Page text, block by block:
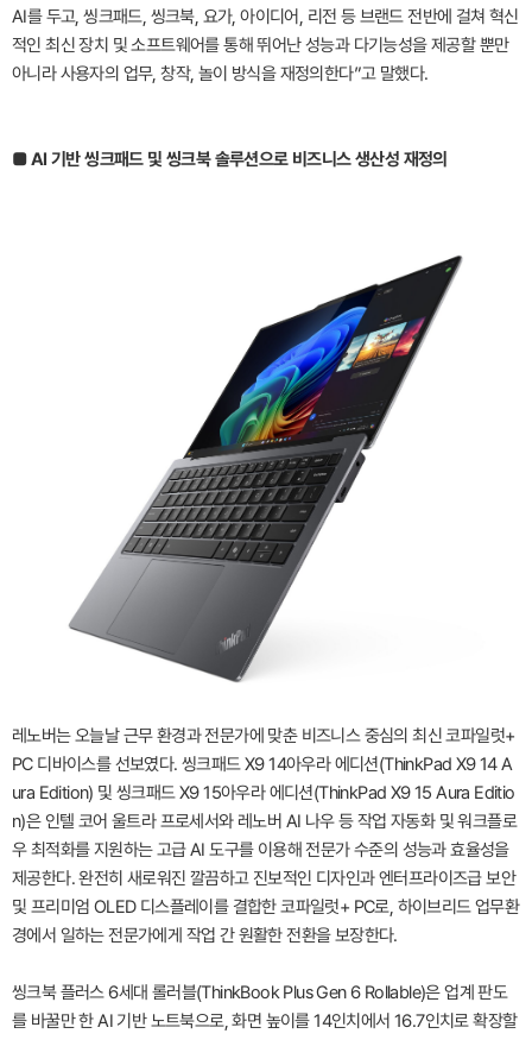
AI를 두고, 씽크패드, 씽크북, 요가, 아이디어, 리전 등 브랜드 전반에 걸쳐 혁신
적인 최신 장치 및 소프트웨어를 통해 뛰어난 성능과 다기능성을 제공할 뿐만
아니라 사용자의 업무, 창작, 놀이 방식을 재정의한다”고 말했다.
■ AI 기반 씽크패드 및 씽크북 솔루션으로 비즈니스 생산성 재정의
레노버는 오늘날 근무 환경과 전문가에 맞춘 비즈니스 중심의 최신 코파일럿+
PC 디바이스를 선보였다. 씽크패드 X9 14아우라 에디션(ThinkPad X9 14 A
ura Edition) 및 씽크패드 X9 15아우라 에디션(ThinkPad X9 15 Aura Editio
n)은 인텔 코어 울트라 프로세서와 레노버 AI 나우 등 작업 자동화 및 워크플로
우 최적화를 지원하는 고급 AI 도구를 이용해 전문가 수준의 성능과 효율성을
제공한다. 완전히 새로워진 깔끔하고 진보적인 디자인과 엔터프라이즈급 보안
및 프리미엄 OLED 디스플레이를 결합한 코파일럿+ PC로, 하이브리드 업무환
경에서 일하는 전문가에게 작업 간 원활한 전환을 보장한다.
씽크북 플러스 6세대 롤러블(ThinkBook Plus Gen 6 Rollable)은 업계 판도
를 바꿀만 한 AI 기반 노트북으로, 화면 높이를 14인치에서 16.7인치로 확장할